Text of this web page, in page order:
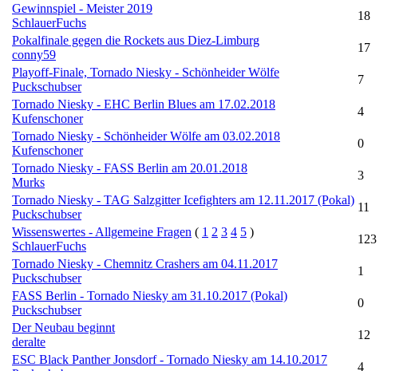
Gewinnspiel - Meister 2019
SchlauerFuchs
18
Pokalfinale gegen die Rockets aus Diez-Limburg
conny59
17
Playoff-Finale, Tornado Niesky - Schönheider Wölfe
Puckschubser
7
Tornado Niesky - EHC Berlin Blues am 17.02.2018
Kufenschoner
4
Tornado Niesky - Schönheider Wölfe am 03.02.2018
Kufenschoner
0
Tornado Niesky - FASS Berlin am 20.01.2018
Murks
3
Tornado Niesky - TAG Salzgitter Icefighters am 12.11.2017 (Pokal)
Puckschubser
11
Wissenswertes - Allgemeine Fragen ( 1 2 3 4 5 )
SchlauerFuchs
123
Tornado Niesky - Chemnitz Crashers am 04.11.2017
Puckschubser
1
FASS Berlin - Tornado Niesky am 31.10.2017 (Pokal)
Puckschubser
0
Der Neubau beginnt
deralte
12
ESC Black Panther Jonsdorf - Tornado Niesky am 14.10.2017
4